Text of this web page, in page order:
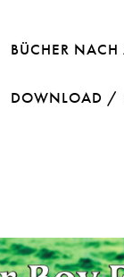
BÜCHER
DOWNLOAD /